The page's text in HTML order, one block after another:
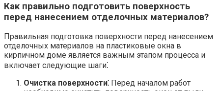
Как правильно подготовить поверхность
перед нанесением отделочных материалов?​
Правильная подготовка поверхности перед нанесением
отделочных материалов на пластиковые окна в
кирпичном доме является важным этапом процесса и
включает следующие шаги⁚
Очистка поверхности⁚ Перед началом работ